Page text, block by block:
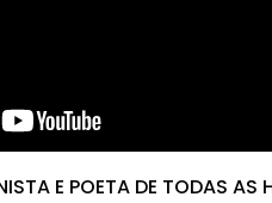
E POETA DE TODAS AS